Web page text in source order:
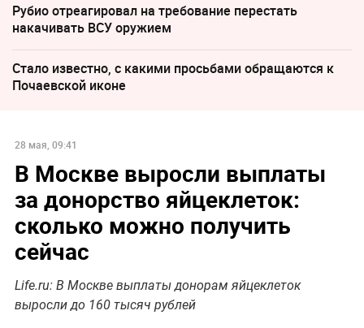
Рубио отреагировал на требование перестать
накачивать ВСУ оружием
Стало известно, с какими просьбами обращаются к
Почаевской иконе
28 мая, 09:41
В Москве выросли выплаты
за донорство яйцеклеток:
сколько можно получить
сейчас
Life.ru: В Москве выплаты донорам яйцеклеток
выросли до 160 тысяч рублей